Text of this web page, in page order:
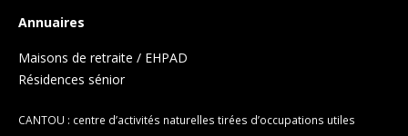
Annuaires
Maisons de retraite / EHPAD
Résidences sénior
CANTOU : centre d’activités naturelles tirées d’occupations utiles